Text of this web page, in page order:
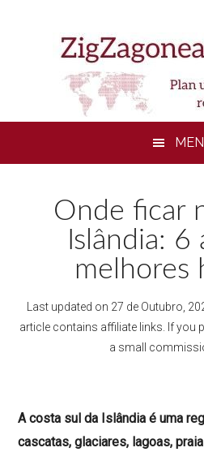
Onde ficar
Islândia: 6
melhores
Last updated on 27 de Outubro,
article contains affiliate links. If you
a small
A costa sul da Islândia é uma
cascatas, glaciares, lagoas,